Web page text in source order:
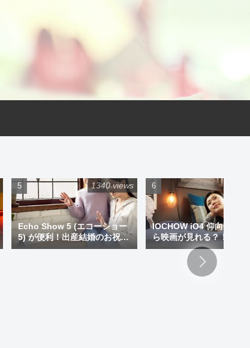
Echo Show 5 (エコーショー
5) が便利！出産結婚のお祝い
にプレゼントもアリです！
1340 views
IOCHOW iO4 仰向けで寝
ら映画が見れる？！ミニ
ジェクター